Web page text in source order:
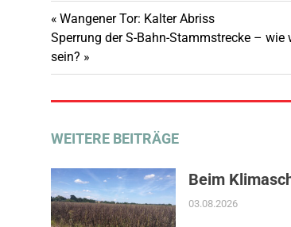
Beitragsnavigation
Vorheriger
Beitrag:
Wangener Tor: Kalter Abriss
Nächster
Beitrag:
Sperrung der S-Bahn-Stammstrecke –
sein?
WEITERE BEITRÄGE
Beim
03.08.2026